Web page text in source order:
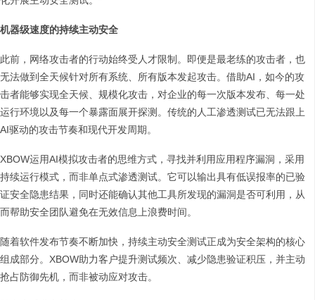
机器级速度的持续主动安全
此前，网络攻击者的行动始终受人才限制。即便是最老练的攻击者，也
无法做到全天候针对所有系统、所有版本发起攻击。借助AI，如今的攻
击者能够实现全天候、规模化攻击，对企业的每一次版本发布、每一处
运行环境以及每一个暴露面展开探测。传统的人工渗透测试已无法跟上
AI驱动的攻击节奏和现代开发周期。
XBOW运用AI模拟攻击者的思维方式，寻找并利用应用程序漏洞，采用
持续运行模式，而非单点式渗透测试。它可以输出具有低误报率的已验
证安全隐患结果，同时还能确认其他工具所发现的漏洞是否可利用，从
而帮助安全团队避免在无效信息上浪费时间。
随着软件发布节奏不断加快，持续主动安全测试正成为安全架构的核心
组成部分。XBOW助力客户提升测试频次、减少隐患验证积压，并主动
抢占防御先机，而非被动应对攻击。